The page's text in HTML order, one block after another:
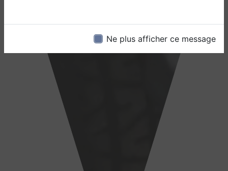
Ne plus afficher ce message